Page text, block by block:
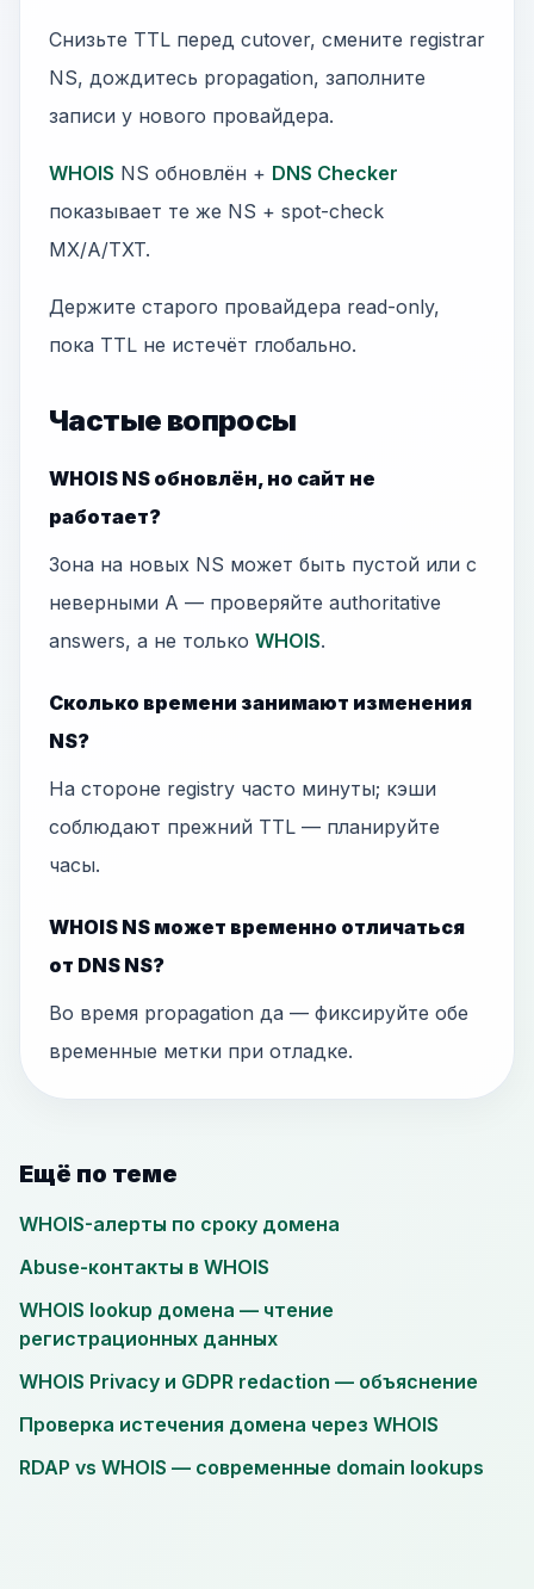
Снизьте TTL перед cutover, смените registrar
NS, дождитесь propagation, заполните
записи у нового провайдера.
WHOIS NS обновлён + DNS Checker
показывает те же NS + spot-check
MX/A/TXT.
Держите старого провайдера read-only,
пока TTL не истечёт глобально.
Частые вопросы
WHOIS NS обновлён, но сайт не
работает?
Зона на новых NS может быть пустой или с
неверными A — проверяйте authoritative
answers, а не только WHOIS.
Сколько времени занимают изменения
NS?
На стороне registry часто минуты; кэши
соблюдают прежний TTL — планируйте
часы.
WHOIS NS может временно отличаться
от DNS NS?
Во время propagation да — фиксируйте обе
временные метки при отладке.
Ещё по теме
WHOIS-алерты по сроку домена
Abuse-контакты в WHOIS
WHOIS lookup домена — чтение
регистрационных данных
WHOIS Privacy и GDPR redaction — объяснение
Проверка истечения домена через WHOIS
RDAP vs WHOIS — современные domain lookups